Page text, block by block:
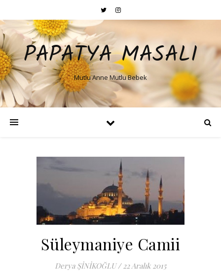
PAPATYA MASALI
Mutlu Anne Mutlu Bebek
Süleymaniye Camii
Derya ŞİNİKOĞLU / 22 Aralık 2015